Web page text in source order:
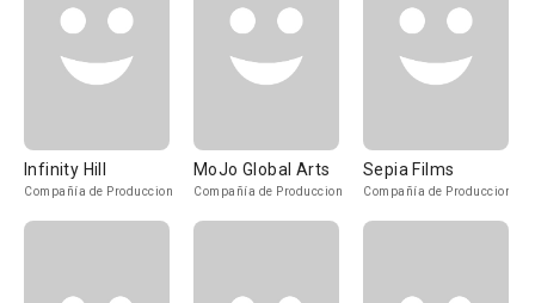
Infinity Hill
Compañía de Produccion
MoJo Global Arts
Compañía de Produccion
Sepia Films
Compañía de Produccion